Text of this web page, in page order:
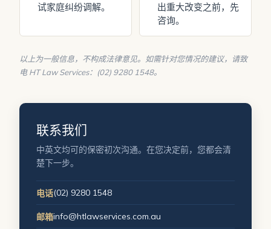
试家庭纠纷调解。
出重大改变之前，先
咨询。
以上为一般信息，不构成法律意见。如需针对您情况的建议，请致
电 HT Law Services：(02) 9280 1548。
联系我们
中英文均可的保密初次沟通。在您决定前，您都会清
楚下一步。
电话(02) 9280 1548
邮箱info@htlawservices.com.au